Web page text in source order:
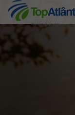
Hotéis Baratos
Destinos